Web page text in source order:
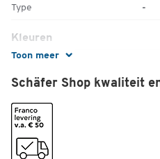
Toon meer
Type -
Kleuren
Kleur
Schäfer Shop kwaliteit